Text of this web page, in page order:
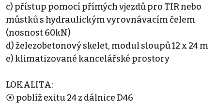
c) přístup pomocí přímých vjezdů pro TIR nebo
můstků s hydraulickým vyrovnávacím čelem
(nosnost 60kN)
d) železobetonový skelet, modul sloupů 12 x 24 m
e) klimatizované kancelářské prostory
LOKALITA:
⦿ poblíž exitu 24 z dálnice D46